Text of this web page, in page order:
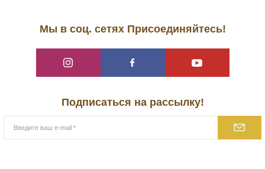
Мы в соц. сетях Присоединяйтесь!
Подписаться на рассылку!